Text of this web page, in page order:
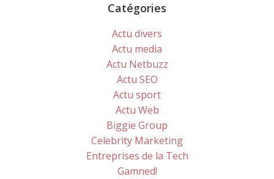
Catégories
Actu divers
Actu media
Actu Netbuzz
Actu SEO
Actu sport
Actu Web
Biggie Group
Celebrity Marketing
Entreprises de la Tech
Gamned!